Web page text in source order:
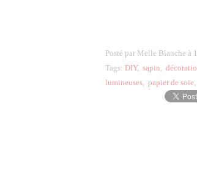
Posté par Melle Blanche à
Tags: DIY, sapin,
lumineuses, papier de soie,